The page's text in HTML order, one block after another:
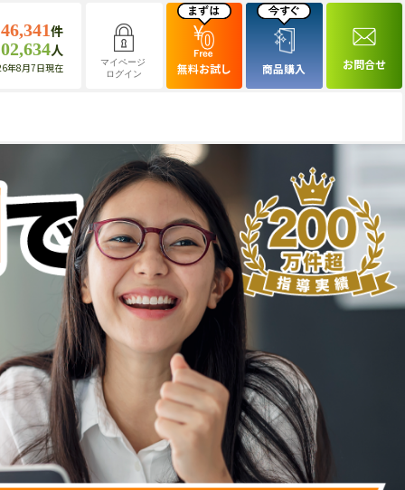
件
人
年8月7日現在
マイページ
ログイン
無料お試し 商品購入 お問合せ